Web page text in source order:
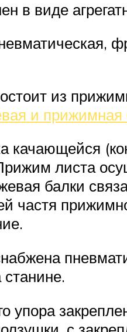
в виде
из
и прижимная
качающейся
листа
балки
частя
упора